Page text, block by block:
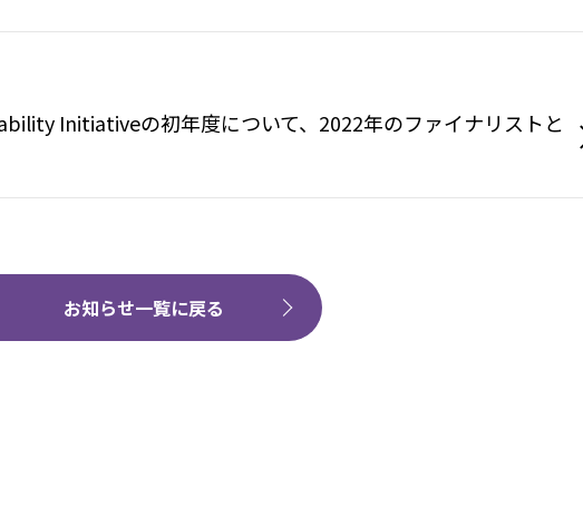
Initiativeの初年度について、2022年のファイナリストと
お知らせ一覧に戻る